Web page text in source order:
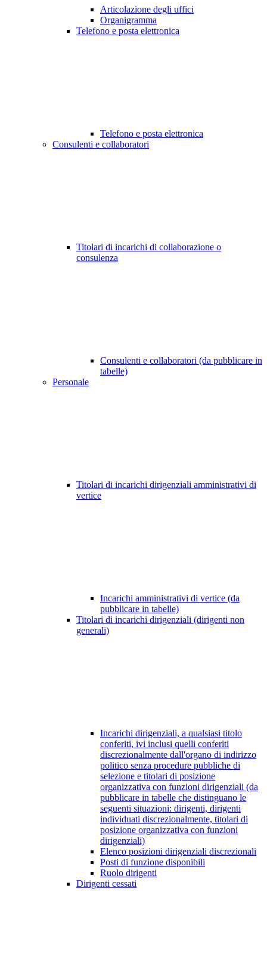
Articolazione degli uffici
Organigramma
Telefono e posta elettronica
Telefono e posta elettronica
Consulenti e collaboratori
Titolari di incarichi di collaborazione o
consulenza
Consulenti e collaboratori (da pubblicare in
tabelle)
Personale
Titolari di incarichi dirigenziali amministrativi di
vertice
Incarichi amministrativi di vertice (da
pubblicare in tabelle)
Titolari di incarichi dirigenziali (dirigenti non
generali)
Incarichi dirigenziali, a qualsiasi titolo
conferiti, ivi inclusi quelli conferiti
discrezionalmente dall'organo di indirizzo
politico senza procedure pubbliche di
selezione e titolari di posizione
organizzativa con funzioni dirigenziali (da
pubblicare in tabelle che distinguano le
seguenti situazioni: dirigenti, dirigenti
individuati discrezionalmente, titolari di
posizione organizzativa con funzioni
dirigenziali)
Elenco posizioni dirigenziali discrezionali
Posti di funzione disponibili
Ruolo dirigenti
Dirigenti cessati